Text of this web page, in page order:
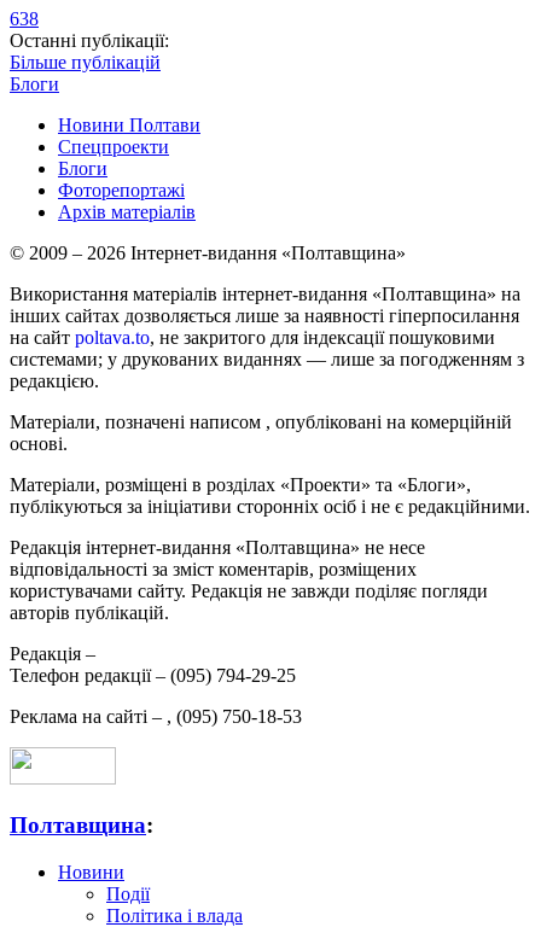
638
Останні публікації:
Більше публікацій
Блоги
Новини Полтави
Спецпроекти
Блоги
Фоторепортажі
Архів матеріалів
© 2009 – 2026 Інтернет-видання «Полтавщина»
Використання матеріалів інтернет-видання «Полтавщина» на
інших сайтах дозволяється лише за наявності гіперпосилання
на сайт poltava.to, не закритого для індексації пошуковими
системами; у друкованих виданнях — лише за погодженням з
редакцією.
Матеріали, позначені написом , опубліковані на комерційній
основі.
Матеріали, розміщені в розділах «Проекти» та «Блоги»,
публікуються за ініціативи сторонніх осіб і не є редакційними.
Редакція інтернет-видання «Полтавщина» не несе
відповідальності за зміст коментарів, розміщених
користувачами сайту. Редакція не завжди поділяє погляди
авторів публікацій.
Редакція –
Телефон редакції – (095) 794-29-25
Реклама на сайті – , (095) 750-18-53
Полтавщина:
Новини
Події
Політика і влада